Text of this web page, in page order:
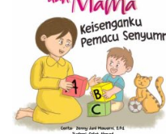
Add to
wishlist